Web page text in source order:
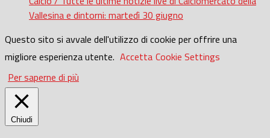
Vallesina e dintorni: martedì 30 giugno
Questo sito si avvale dell'utilizzo di cookie per offrire una
migliore esperienza utente. Accetta Cookie Settings
Per saperne di più
Chiudi